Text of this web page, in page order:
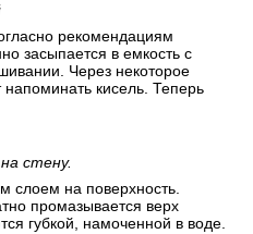
рекомендациям
засыпается в емкость с
Через некоторое
кисель. Теперь
стену.
слоем на поверхность.
промазывается верх
губкой, намоченной в воде.